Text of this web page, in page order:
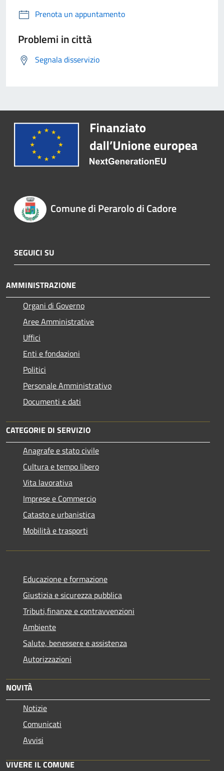
Prenota un appuntamento
Problemi in città
Segnala disservizio
Comune di Perarolo di Cadore
SEGUICI SU
AMMINISTRAZIONE
Organi di Governo
Aree Amministrative
Uffici
Enti e fondazioni
Politici
Personale Amministrativo
Documenti e dati
CATEGORIE DI SERVIZIO
Anagrafe e stato civile
Cultura e tempo libero
Vita lavorativa
Imprese e Commercio
Catasto e urbanistica
Mobilità e trasporti
Educazione e formazione
Giustizia e sicurezza pubblica
Tributi,finanze e contravvenzioni
Ambiente
Salute, benessere e assistenza
Autorizzazioni
NOVITÀ
Notizie
Comunicati
Avvisi
VIVERE IL COMUNE